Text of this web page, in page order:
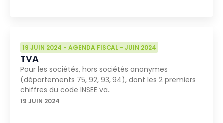
19 JUIN 2024 - AGENDA FISCAL - JUIN 2024
TVA
Pour les sociétés, hors sociétés anonymes
(départements 75, 92, 93, 94), dont les 2 premiers
chiffres du code INSEE va…
19 JUIN 2024